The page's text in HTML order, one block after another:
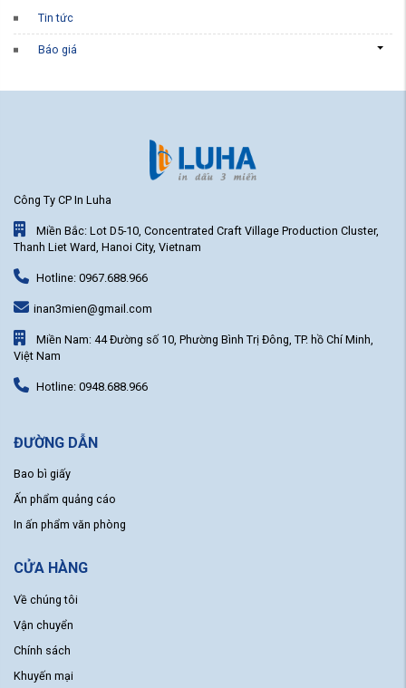
Tin tức
Báo giá
Công Ty CP In Luha
Miền Bắc: Lot D5-10, Concentrated Craft Village Production Cluster,
Thanh Liet Ward, Hanoi City, Vietnam
Hotline: 0967.688.966
inan3mien@gmail.com
Miền Nam: 44 Đường số 10, Phường Bình Trị Đông, TP. hồ Chí Minh,
Việt Nam
Hotline: 0948.688.966
ĐƯỜNG DẪN
Bao bì giấy
Ấn phẩm quảng cáo
In ấn phẩm văn phòng
CỬA HÀNG
Về chúng tôi
Vận chuyển
Chính sách
Khuyến mại